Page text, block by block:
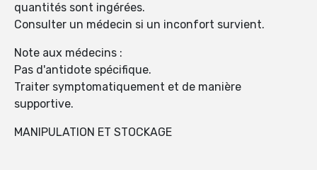
quantités sont ingérées.
Consulter un médecin si un inconfort survient.
Note aux médecins :
Pas d'antidote spécifique.
Traiter symptomatiquement et de manière
supportive.
MANIPULATION ET STOCKAGE